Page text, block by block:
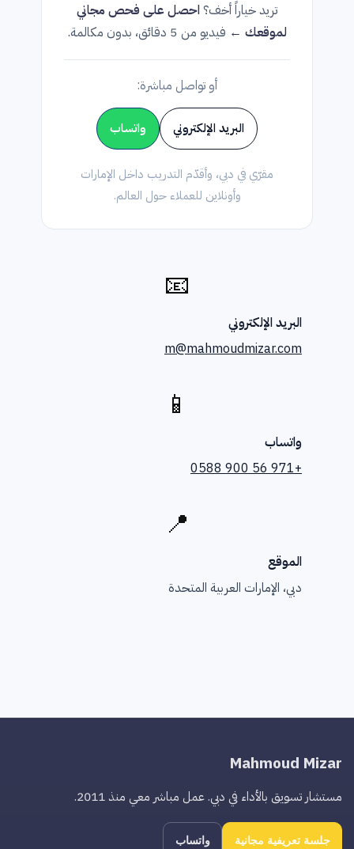
تريد خياراً أخف؟ احصل على فحص مجاني
لموقعك ← فيديو من 5 دقائق، بدون مكالمة.
أو تواصل مباشرة:
البريد الإلكتروني واتساب
مقرّي في دبي، وأقدّم التدريب داخل الإمارات
وأونلاين للعملاء حول العالم.
📧
البريد الإلكتروني
m@mahmoudmizar.com
📱
واتساب
+971 56 900 0588
📍
الموقع
دبي، الإمارات العربية المتحدة
Mahmoud Mizar
مستشار تسويق بالأداء في دبي. عمل مباشر معي منذ 2011.
جلسة تعريفية مجانية واتساب